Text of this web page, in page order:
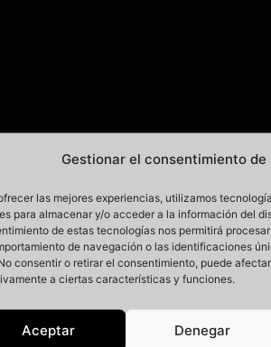
Gestionar el consentimiento de
las mejores experiencias, utilizamos
para almacenar y/o acceder a la información del
de estas tecnologías nos permitirá
de navegación o las identificaciones
consentir o retirar el consentimiento, puede afectar
a ciertas características y funciones.
Aceptar Denegar